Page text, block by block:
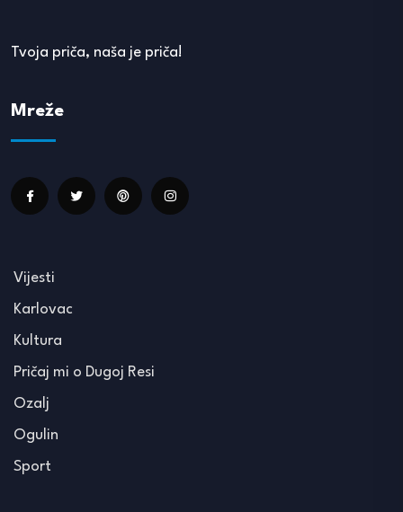
Tvoja priča, naša je priča!
Mreže
Vijesti
Karlovac
Kultura
Pričaj mi o Dugoj Resi
Ozalj
Ogulin
Sport